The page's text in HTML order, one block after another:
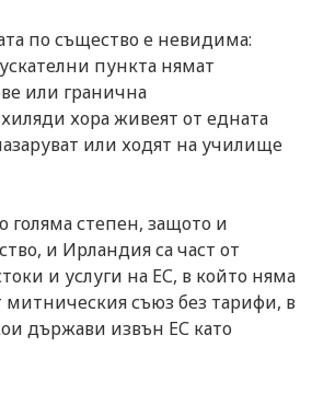
по същество е невидима:
пункта нямат
или гранична
хора живеят от едната
или ходят на училище
голяма степен, защото и
и Ирландия са част от
и услуги на ЕС, в който няма
митническия съюз без тарифи, в
държави извън ЕС като